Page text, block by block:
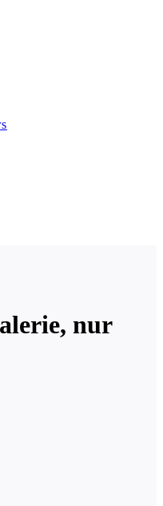
nur